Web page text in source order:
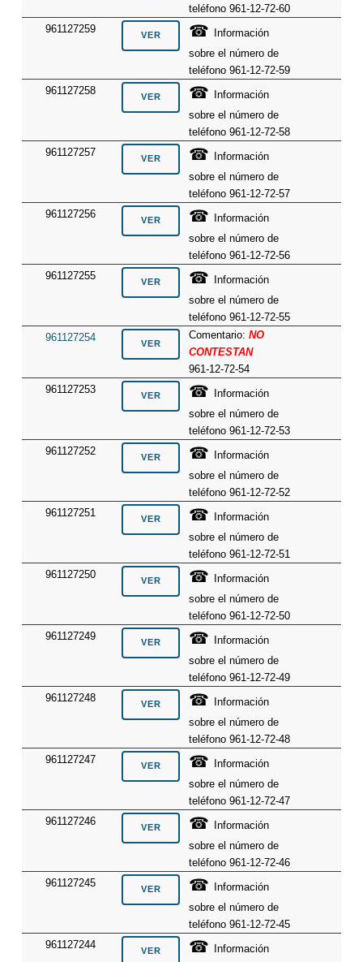
teléfono 961-12-72-60
961127259
☎
Información
sobre el número de
teléfono 961-12-72-59
961127258
☎
Información
sobre el número de
teléfono 961-12-72-58
961127257
☎
Información
sobre el número de
teléfono 961-12-72-57
961127256
☎
Información
sobre el número de
teléfono 961-12-72-56
961127255
☎
Información
sobre el número de
teléfono 961-12-72-55
961127254
Comentario:NO
CONTESTAN
961-12-72-54
961127253
☎
Información
sobre el número de
teléfono 961-12-72-53
961127252
☎
Información
sobre el número de
teléfono 961-12-72-52
961127251
☎
Información
sobre el número de
teléfono 961-12-72-51
961127250
☎
Información
sobre el número de
teléfono 961-12-72-50
961127249
☎
Información
sobre el número de
teléfono 961-12-72-49
961127248
☎
Información
sobre el número de
teléfono 961-12-72-48
961127247
☎
Información
sobre el número de
teléfono 961-12-72-47
961127246
☎
Información
sobre el número de
teléfono 961-12-72-46
961127245
☎
Información
sobre el número de
teléfono 961-12-72-45
961127244
☎ Información